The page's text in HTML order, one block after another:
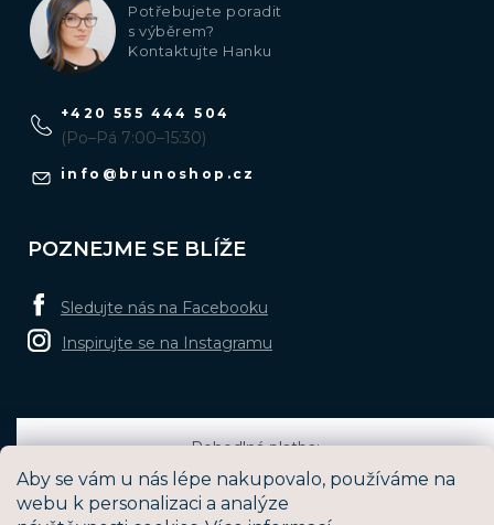
Aby se vám u nás lépe nakupovalo, používáme na
webu k personalizaci a analýze
Potřebujete poradit
s výběrem?
Kontaktujte Hanku
info @ brunoshop.cz
+420 555 444 504
(Po–Pá 7:00–15:30)
POZNEJME SE BLÍŽE
Sledujte nás na Facebooku
Inspirujte se na Instagramu
Pohodlná platba: